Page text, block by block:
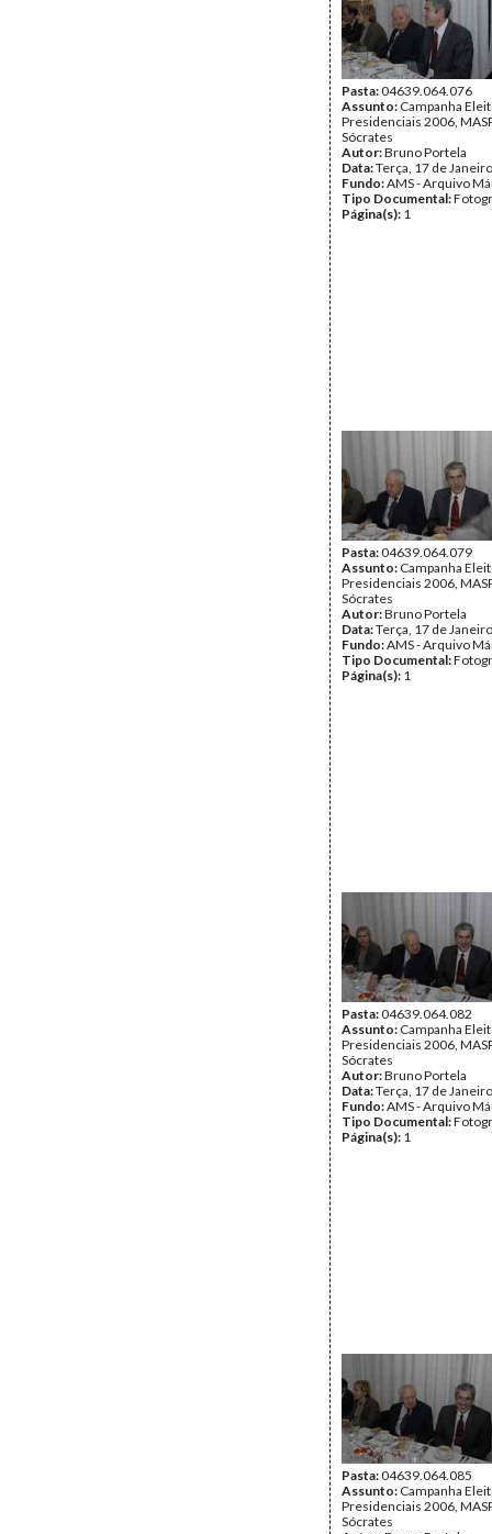
Pasta:04639.064.076
Assunto: Campanha
Presidenciais 2006,
Sócrates
Autor:Bruno Portela
Data:Terça, 17 de
Fundo:AMS - Arquivo
Tipo Documental:
Página(s): 1
Pasta:04639.064.079
Assunto: Campanha
Presidenciais 2006,
Sócrates
Autor:Bruno Portela
Data:Terça, 17 de
Fundo:AMS - Arquivo
Tipo Documental:
Página(s): 1
Pasta:04639.064.082
Assunto: Campanha
Presidenciais 2006,
Sócrates
Autor:Bruno Portela
Data:Terça, 17 de
Fundo:AMS - Arquivo
Tipo Documental:
Página(s): 1
Pasta:04639.064.085
Assunto: Campanha
Presidenciais 2006,
Sócrates